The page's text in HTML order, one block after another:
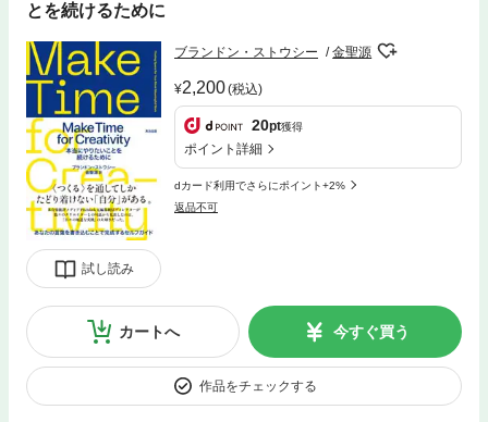
とを続けるために
試し読み
ブランドン・ストウシー 金聖源
2,200(税込)
20pt獲得
ポイント詳細
dカード利用でさらにポイント+2%
返品不可
カートへ 今すぐ買う
作品をチェックする